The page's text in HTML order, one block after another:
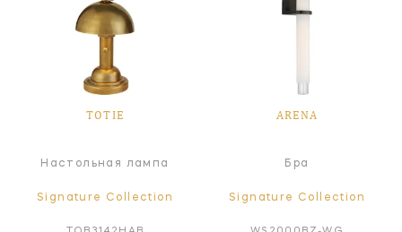
TOTIE
Настольная лампа
Signature Collection
ARENA
Бра
Signature Collection